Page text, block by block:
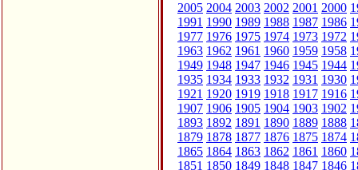
2005 2004 2003 2002 2001 2000
1991 1990 1989 1988 1987 1986
1977 1976 1975 1974 1973 1972
1963 1962 1961 1960 1959 1958
1949 1948 1947 1946 1945 1944
1935 1934 1933 1932 1931 1930
1921 1920 1919 1918 1917 1916
1907 1906 1905 1904 1903 1902
1893 1892 1891 1890 1889 1888
1879 1878 1877 1876 1875 1874
1865 1864 1863 1862 1861 1860
1851 1850 1849 1848 1847 1846